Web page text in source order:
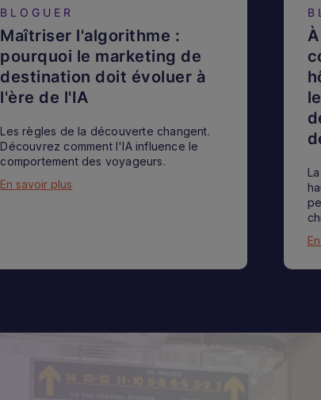
BLOGUER
Maîtriser l'algorithme :
pourquoi le marketing de
destination doit évoluer à
l'ère de l'IA
Les règles de la découverte changent.
Découvrez comment l'IA influence le
comportement des voyageurs.
En savoir plus